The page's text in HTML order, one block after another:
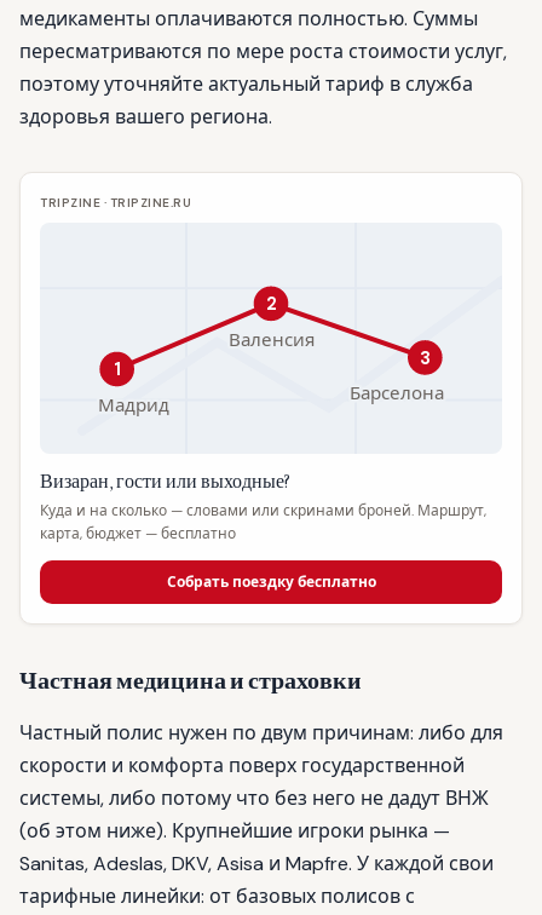
медикаменты оплачиваются полностью. Суммы
пересматриваются по мере роста стоимости услуг,
поэтому уточняйте актуальный тариф в служба
здоровья вашего региона.
TRIPZINE · TRIPZINE.RU
1
Мадрид
2
Валенсия
3
Барселона
Визаран, гости или выходные?
Куда и на сколько — словами или скринами броней. Маршрут,
карта, бюджет — бесплатно
Собрать поездку бесплатно
Частная медицина и страховки
Частный полис нужен по двум причинам: либо для
скорости и комфорта поверх государственной
системы, либо потому что без него не дадут ВНЖ
(об этом ниже). Крупнейшие игроки рынка —
Sanitas, Adeslas, DKV, Asisa и Mapfre. У каждой свои
тарифные линейки: от базовых полисов с